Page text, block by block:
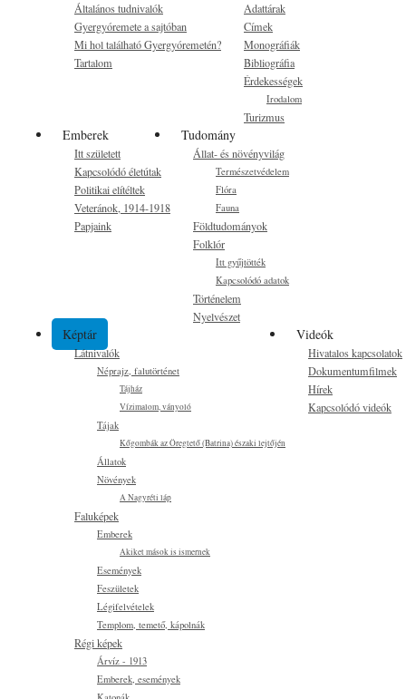
Általános tudnivalók
Gyergyóremete a sajtóban
Mi hol található Gyergyóremetén?
Tartalom
Adattárak
Címek
Monográfiák
Bibliográfia
Érdekességek
Irodalom
Turizmus
Emberek
Itt született
Kapcsolódó életútak
Politikai elítéltek
Veteránok, 1914-1918
Papjaink
Tudomány
Állat- és növényvilág
Természetvédelem
Flóra
Fauna
Földtudományok
Folklór
Itt gyűjtötték
Kapcsolódó adatok
Történelem
Nyelvészet
Képtár
Látnivalók
Néprajz, falutörténet
Tájház
Vízimalom, ványoló
Tájak
Kőgombák az Öregtető (Batrina) északi lejtőjén
Állatok
Növények
A Nagyréti láp
Faluképek
Emberek
Akiket mások is ismernek
Események
Feszületek
Légifelvételek
Templom, temető, kápolnák
Régi képek
Árvíz - 1913
Emberek, események
Videók
Hivatalos kapcsolatok
Dokumentumfilmek
Hírek
Kapcsolódó videók